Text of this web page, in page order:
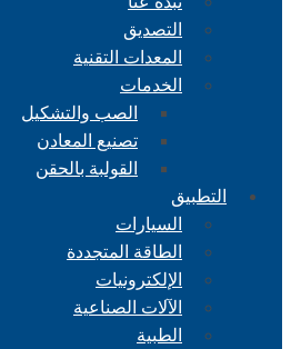
التصديق
المعدات التقنية
الخدمات
الصب والتشكيل
تصنيع المعادن
القولبة بالحقن
التطبيق
السيارات
الطاقة المتجددة
الإلكترونيات
الآلات الصناعية
الطبية